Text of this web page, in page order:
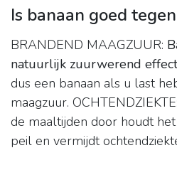
Is banaan goed
BRANDEND MAAGZUUR:
natuurlijk zuurwerend
dus een banaan als u last
maagzuur.
de maaltijden door houdt
peil en vermijdt